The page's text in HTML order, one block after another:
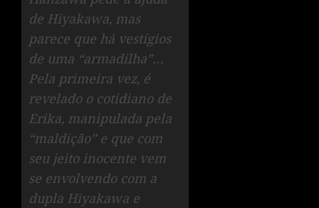
de Hiyakawa, mas
parece que há vestígios
de uma “armadilha”…
Pela primeira vez, é
revelado o cotidiano de
Erika, manipulada pela
“maldição” e que com
seu jeito inocente vem
se envolvendo com a
dupla Hiyakawa e